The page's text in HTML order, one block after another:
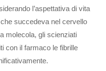
l’aspettativa di vita
succedeva nel cervello
molecola, gli scienziati
con il farmaco le fibrille